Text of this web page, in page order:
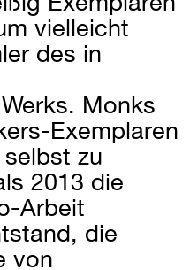
vielleicht
des in
Monks
Exemplaren
zu
2013 die
Arbeit
die
von